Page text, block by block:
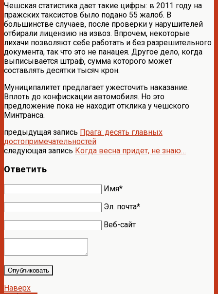
Чешская статистика дает такие цифры: в 2011 году на
пражских таксистов было подано 55 жалоб. В
большинстве случаев, после проверки у нарушителей
отбирали лицензию на извоз. Впрочем, некоторые
лихачи позволяют себе работать и без разрешительного
документа, так что это не панацея. Другое дело, когда
выписывается штраф, сумма которого может
составлять десятки тысяч крон.
Муниципалитет предлагает ужесточить наказание.
Вплоть до конфискации автомобиля. Но это
предложение пока не находит отклика у чешского
Минтранса.
предыдущая запись Прага: десять главных
достопримечательностей
следующая запись Когда весна придет, не знаю…
Ответить
Имя*
Эл. почта*
Веб-сайт
Опубликовать
Наверх